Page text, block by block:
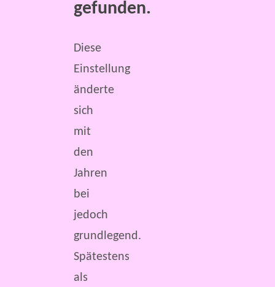
gefunden.
Diese
Einstellung
änderte
sich
mit
den
Jahren
bei
jedoch
grundlegend.
Spätestens
als